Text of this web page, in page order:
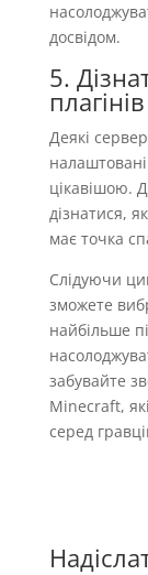
досвідом.
5.
Деякі
цікавішою.
дізнатися,
має точка
Слідуючи
зможете
найбільше
забувайте
Minecraft,
серед